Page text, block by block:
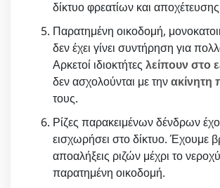
δίκτυο φρεατίων και
Παρατημένη οικοδομή,
δεν έχει γίνει συντήρηση για
Αρκετοί ιδιοκτήτες λείπουν στο
δεν ασχολούνται με τηνακίνητη
τους.
Ρίζες παρακειμένων δένδρων
εισχωρήσει στο δίκτυο. Έχουμε
αποαλήξεις ριζών μέχρι το
παρατημένη οικοδομή.